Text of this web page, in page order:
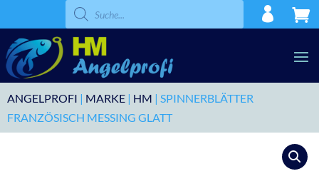
Products
search
ANGELPROFI | MARKE | HM | SPINNERBLÄTTER
FRANZÖSISCH MESSING GLATT